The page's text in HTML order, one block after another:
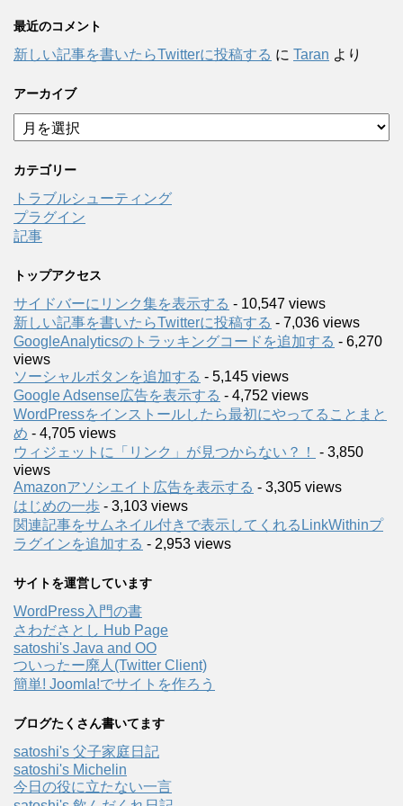
最近のコメント
新しい記事を書いたらTwitterに投稿する に Taran より
アーカイブ
ア
ー
イ
ブ
カテゴリー
トラブルシューティング
プラグイン
記事
トップアクセス
サイドバーにリンク集を表示する - 10,547 views
新しい記事を書いたらTwitterに投稿する - 7,036 views
GoogleAnalyticsのトラッキングコードを追加する - 6,270
views
ソーシャルボタンを追加する - 5,145 views
Google Adsense広告を表示する - 4,752 views
WordPressをインストールしたら最初にやってることまと
め - 4,705 views
ウィジェットに「リンク」が見つからない？！
- 3,850
views
Amazonアソシエイト広告を表示する - 3,305 views
はじめの一歩 - 3,103 views
関連記事をサムネイル付きで表示してくれるLinkWithinプ
ラグインを追加する - 2,953 views
サイトを運営しています
WordPress入門の書
さわださとし Hub Page
satoshi's Java and OO
ついったー廃人(Twitter Client)
簡単! Joomla!でサイトを作ろう
ブログたくさん書いてます
satoshi's 父子家庭日記
satoshi's Michelin
今日の役に立たない一言